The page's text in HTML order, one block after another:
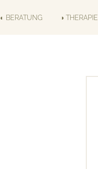
◐ BERATUNG ◑ THERAPIE